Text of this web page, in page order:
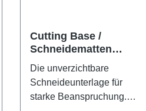
Cutting Base /
Schneidematten
30x45 cm
Die unverzichtbare
Schneideunterlage für
starke Beanspruchung.